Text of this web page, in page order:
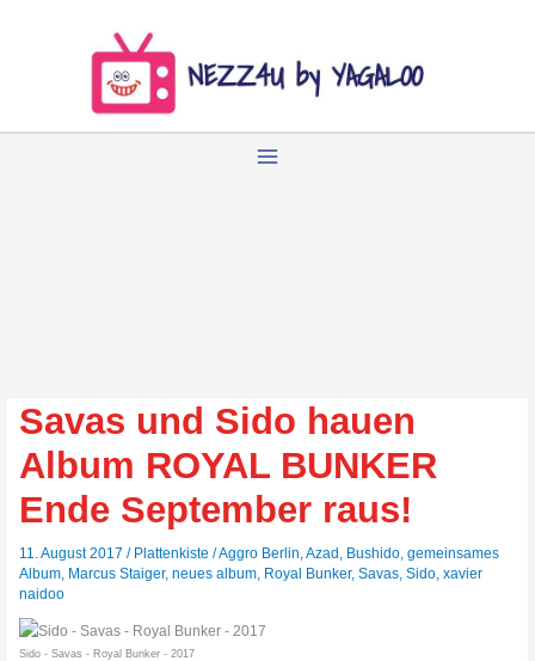
Savas und Sido hauen
Album ROYAL BUNKER
Ende September raus!
11. August 2017/ Plattenkiste /Aggro Berlin ,Azad Bushido ,gemeinsames
Album Marcus Staiger,neues album Royal Bunker,Savas ,Sido ,xavier
naidoo
Sido - Savas - Royal Bunker - 2017